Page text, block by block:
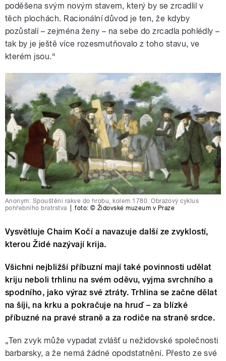
poděšena svým novým stavem, který by se zrcadlil v
těch plochách. Racionální důvod je ten, že kdyby
pozůstalí – zejména ženy – na sebe do zrcadla pohlédly –
tak by je ještě více rozesmutňovalo z toho stavu, ve
kterém jsou.“
Anonym: Spouštění rakve do hrobu, kolem 1780. Obrazový cyklus
pohřebního bratrstva
foto: © Židovské muzeum v Praze
Vysvětluje Chaim Kočí a navazuje další ze zvyklostí,
kterou Židé nazývají krija.
Všichni nejbližší příbuzní mají také povinnosti udělat
kriju neboli trhlinu na svém oděvu, vyjma svrchního a
spodního, jako výraz své ztráty. Trhlina se začne dělat
na šíji, na krku a pokračuje na hruď – za blízké
příbuzné na pravé straně a za rodiče na straně srdce.
„Ten zvyk může vypadat zvlášť u nežidovské společnosti
barbarsky, a že nemá žádné opodstatnění. Přesto ze své